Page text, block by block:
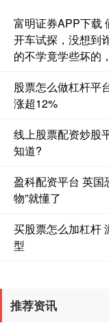
富明证券APP下载
开车试探，没想到
的不学竟学些坏的
股票怎么做杠杆平
涨超12%
线上股票配资炒股
知道?
盈科配资平台 英国
物”就懂了
买股票怎么加杠杆
型
推荐资讯